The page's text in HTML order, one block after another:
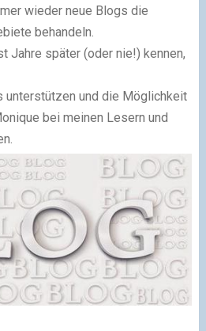
wieder neue Blogs die
behandeln.
Jahre später (oder nie!) kennen,
unterstützen und die Möglichkeit
bei meinen Lesern und